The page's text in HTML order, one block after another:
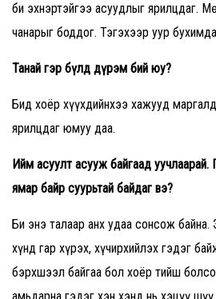
би эхнэртэйгээ асуудлыг ярилцдаг.
чанарыг боддог. Тэгэхээр уур
Танай гэр бүлд дүрэм бий юу?
Бид хоёр хүүхдийнхээ хажууд
ярилцдаг юмуу даа.
Ийм асуулт асууж байгаад уучлаарай.
ямар байр суурьтай байдаг вэ?
Би энэ талаар анх удаа сонсож
хүнд гар хүрэх, хүчирхийлэх гэдэг
бэрхшээл байгаа бол хоёр тийш